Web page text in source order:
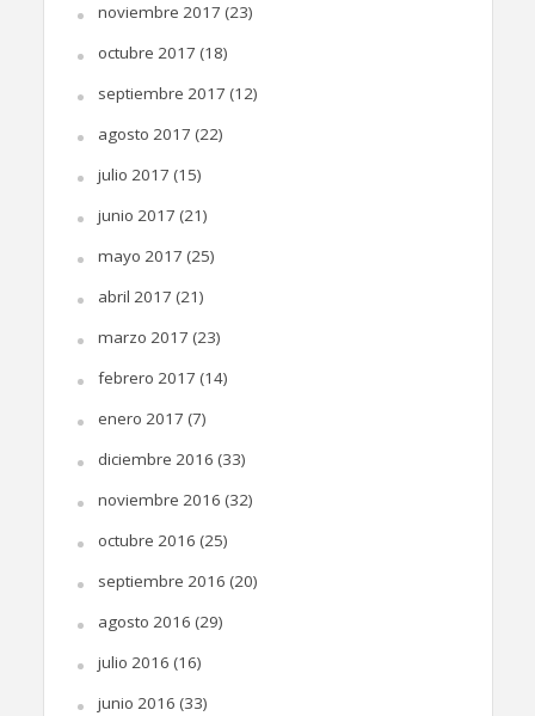
noviembre 2017 (23)
octubre 2017 (18)
septiembre 2017 (12)
agosto 2017 (22)
julio 2017 (15)
junio 2017 (21)
mayo 2017 (25)
abril 2017 (21)
marzo 2017 (23)
febrero 2017 (14)
enero 2017 (7)
diciembre 2016 (33)
noviembre 2016 (32)
octubre 2016 (25)
septiembre 2016 (20)
agosto 2016 (29)
julio 2016 (16)
junio 2016 (33)